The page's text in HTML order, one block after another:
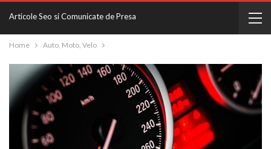
Articole Seo si Comunicate de Presa
Home Auto, Moto, Velo